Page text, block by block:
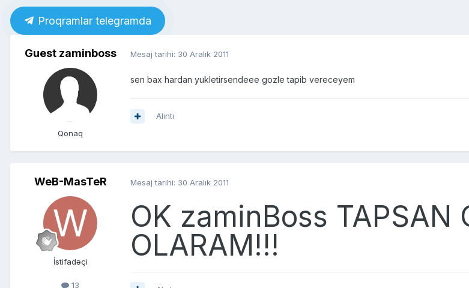
Proqramlar telegramda
Guest zaminboss
Qonaq
Mesaj tarihi: 30 Aralık 2011
sen bax hardan yukletirsendeee gozle tapib vereceyem
Alıntı
WeB-MasTeR
İstifadəçi
13
Mesaj tarihi: 30 Aralık 2011
OK zaminBoss TAPSAN
OLARAM!!!